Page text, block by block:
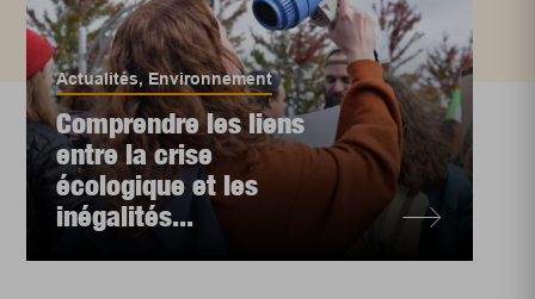
Actualités,Environnement
Comprendre les liens
entre la crise
écologique et les
inégalités...